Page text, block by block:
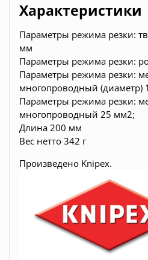
Характеристики
Параметры режима резки:
мм
Параметры режима резки:
Параметры режима резки:
многопроводный (диаметр)
Параметры режима резки:
многопроводный 25 мм2;
Длина 200 мм
Вес нетто 342 г
Произведено Knipex.